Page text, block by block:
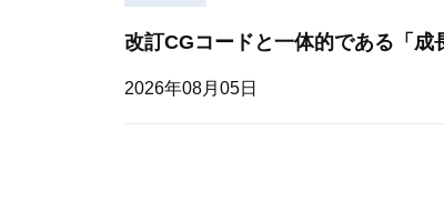
改訂CGコードと一体的である「成
2026年08月05日